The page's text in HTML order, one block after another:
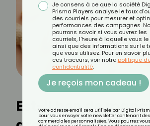
Est-il bon de
Je consens à ce que la société
Prisma Players analyse le taux
des courriels pour mesurer et
performances des campagnes.
pourrons savoir si vous ouvrez les
courriels, l'heure à laquelle vous
ainsi que des informations sur le
que vous utilisez. Pour en savoir
ces traceurs, voir notre politique
confidentialité.
Je reçois mon cadeau !
Votre adresse email sera utilisée par Digital
pour vous envoyer votre newsletter contenant
commerciales personnalisées. Vous pourrez vous